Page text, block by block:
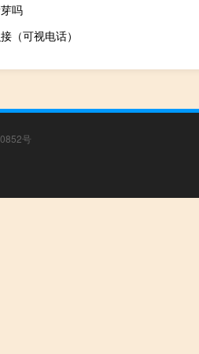
吗
（可视电话）
号